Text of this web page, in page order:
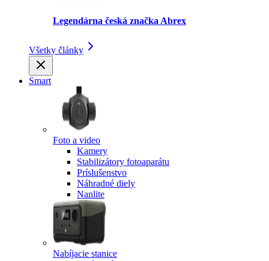
Legendárna česká značka Abrex
Všetky články
Smart
Foto a video
Kamery
Stabilizátory fotoaparátu
Príslušenstvo
Náhradné diely
Nanlite
Nabíjacie stanice